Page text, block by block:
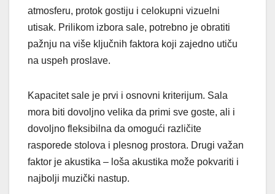
atmosferu, protok gostiju i celokupni vizuelni
utisak. Prilikom izbora sale, potrebno je obratiti
pažnju na više ključnih faktora koji zajedno utiču
na uspeh proslave.
Kapacitet sale je prvi i osnovni kriterijum. Sala
mora biti dovoljno velika da primi sve goste, ali i
dovoljno fleksibilna da omogući različite
rasporede stolova i plesnog prostora. Drugi važan
faktor je akustika – loša akustika može pokvariti i
najbolji muzički nastup.